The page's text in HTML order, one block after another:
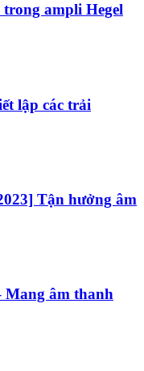
ampli Hegel
lập các trải
Tận hưởng âm
Mang âm thanh